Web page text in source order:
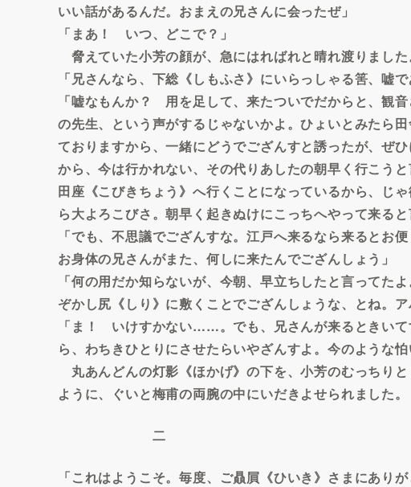
いい話があるんだ。おまえの兄さんに会ったぜ」
「まあ！ いつ、どこで？」
脅えていた小芳の顔が、急にはればれと晴れ渡りました
「兄さんなら、下総《しもふさ》にいらっしゃる筈、嘘で
「嘘なもんか？ 用を足して、来たついでだからと、観
の先生、という声がするじゃないかよ。ひょいとみたら
ておりますから、一緒にどうでござんすと誘ったが、ぜ
から、今は行かれない、その代りあしたの朝早く行こう
田座《こびきちょう》へ行くことになっているから、じ
ら大よろこびさ。朝早く起きぬけにこっちへやって来ると
「でも、不思議でござんすな。江戸へ来るなら来るとお
お身体の兄さんがまた、何しに来たんでござんしょう」
「何の用だか知らないが、今朝、早立ちしたと言ってた
ぞかし尻《しり》に敷くことでござんしょうな、とね。
「ま！ いけすかない……。でも、兄さんが来るときい
ら、わちきひとりにさせたらいやざんすよ。今のような
丸あんどんの灯影《ほかげ》の下を、小芳のむっちり
ように、ぐいと梅甫の両腕の中にいだきよせられました。
二
「これはようこそ。毎度、ご贔屓《ひいき》さまにあり